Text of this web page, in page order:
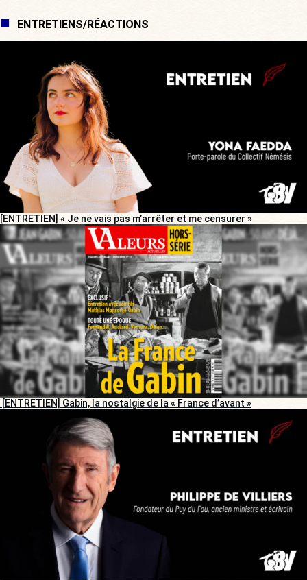
ENTRETIENS/RÉACTIONS
[ENTRETIEN] « Je ne vais pas m’arrêter et me censurer »
[ENTRETIEN] Gabin, la nostalgie de la « France d’avant »